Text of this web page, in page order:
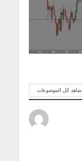
شاهد كل الموضوعات